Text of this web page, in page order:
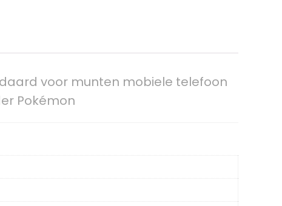
voor munten mobiele telefoon
Pokémon